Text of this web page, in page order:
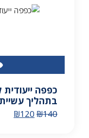
כפפה
בתהליך
₪140
₪120